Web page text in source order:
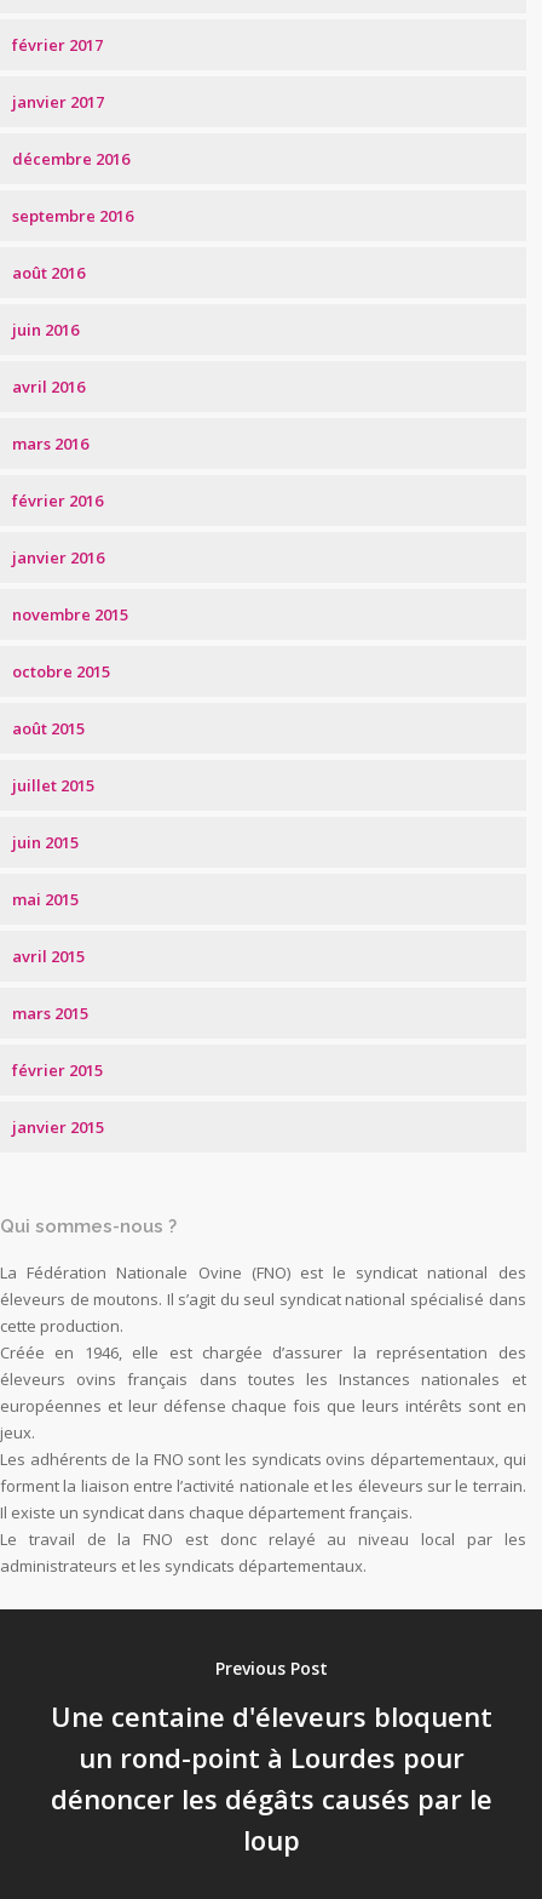
février 2017
janvier 2017
décembre 2016
septembre 2016
août 2016
juin 2016
avril 2016
mars 2016
février 2016
janvier 2016
novembre 2015
octobre 2015
août 2015
juillet 2015
juin 2015
mai 2015
avril 2015
mars 2015
février 2015
janvier 2015
Qui sommes-nous ?
La Fédération Nationale Ovine (FNO) est le syndicat national des
éleveurs de moutons. Il s’agit du seul syndicat national spécialisé dans
cette production.
Créée en 1946, elle est chargée d’assurer la représentation des
éleveurs ovins français dans toutes les Instances nationales et
européennes et leur défense chaque fois que leurs intérêts sont en
jeux.
Les adhérents de la FNO sont les syndicats ovins départementaux, qui
forment la liaison entre l’activité nationale et les éleveurs sur le terrain.
Il existe un syndicat dans chaque département français.
Le travail de la FNO est donc relayé au niveau local par les
administrateurs et les syndicats départementaux.
Previous Post
Une centaine d'éleveurs bloquent
un rond-point à Lourdes pour
dénoncer les dégâts causés par le
loup